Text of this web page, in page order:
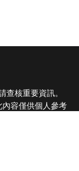
查核重要資訊。
容僅供個人參考